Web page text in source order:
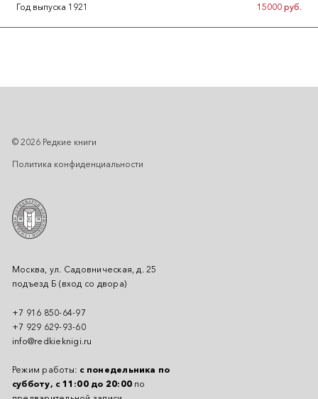
Год выпуска 1921
15000 руб.
Москва, ул. Садовническая, д. 25
подъезд Б (вход со двора)
+7 916 850-64-97
+7 929 629-93-60
info@redkieknigi.ru
Режим работы: с понедельника по
субботу, с 11:00 до 20:00 по
© 2026 Редкие книги
Политика конфиденциальности